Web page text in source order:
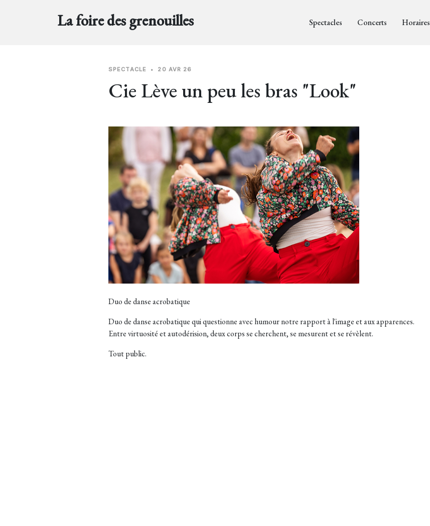
La foire des grenouilles Spectacles Concerts Horaires
SPECTACLE • 20 AVR 26
Cie Lève un peu les bras "Look"
Duo de danse acrobatique
Duo de danse acrobatique qui questionne avec humour notre rapport à l'image et aux apparences.
Entre virtuosité et autodérision, deux corps se cherchent, se mesurent et se révèlent.
Tout public.